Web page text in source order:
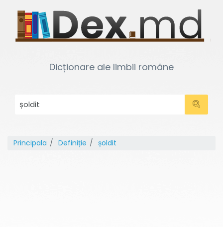
Dicționare ale limbii române
Principala Definiție șoldit